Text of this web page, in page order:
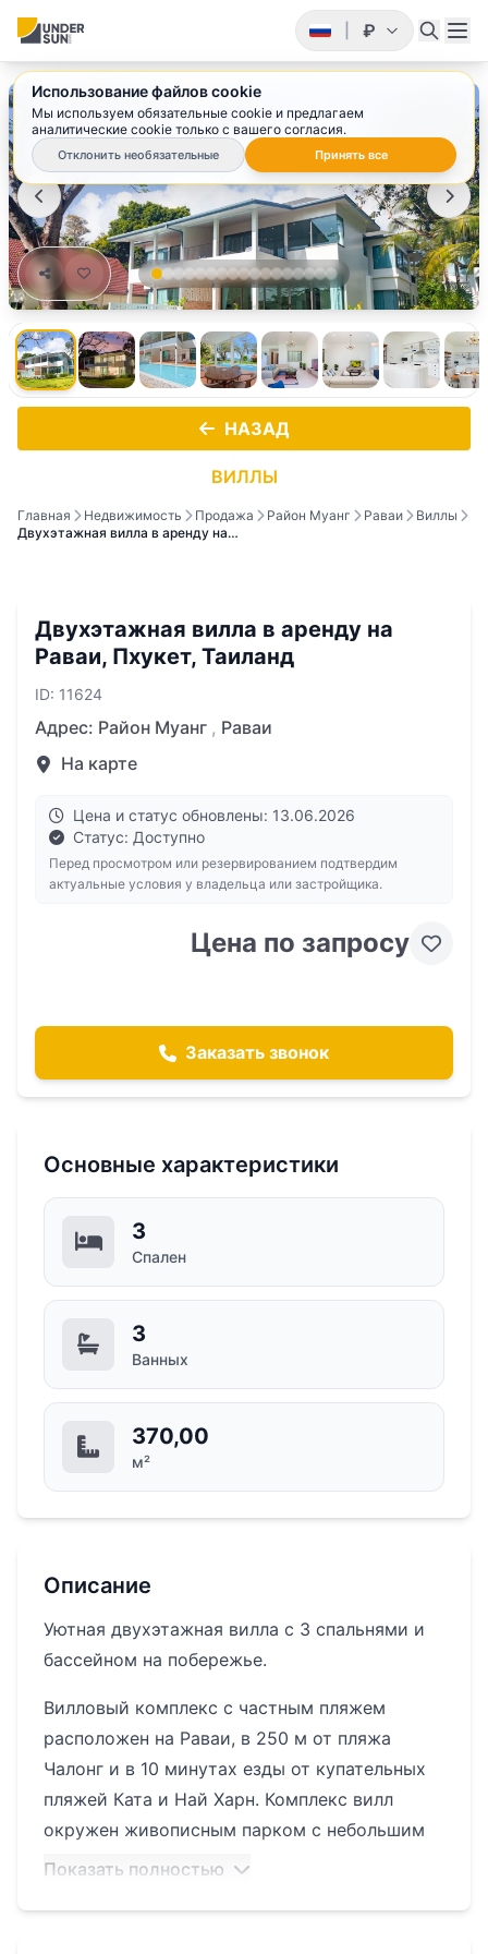
₽
НАЗАД
ВИЛЛЫ
Главная Недвижимость Продажа Район Муанг Раваи
Виллы
Двухэтажная вилла в аренду на…
Двухэтажная вилла в аренду на
Раваи, Пхукет, Таиланд
ID: 11624
Адрес: Район Муанг , Раваи
На карте
Цена и статус обновлены: 13.06.2026
Статус: Доступно
Перед просмотром или резервированием подтвердим
актуальные условия у владельца или застройщика.
Цена по запросу
Заказать звонок
Основные характеристики
3
Спален
3
Ванных
370,00
м²
Описание
Уютная двухэтажная вилла с 3 спальнями и
бассейном на побережье.
Вилловый комплекс с частным пляжем
расположен на Раваи, в 250 м от пляжа
Чалонг и в 10 минутах езды от купательных
пляжей Ката и Най Харн. Комплекс вилл
окружен живописным парком с небольшим
зоопарком, где можно покормить оленей,
Показать полностью
Использование файлов cookie
Мы используем обязательные cookie и предлагаем
аналитические cookie только с вашего согласия.
Отклонить необязательные Принять все